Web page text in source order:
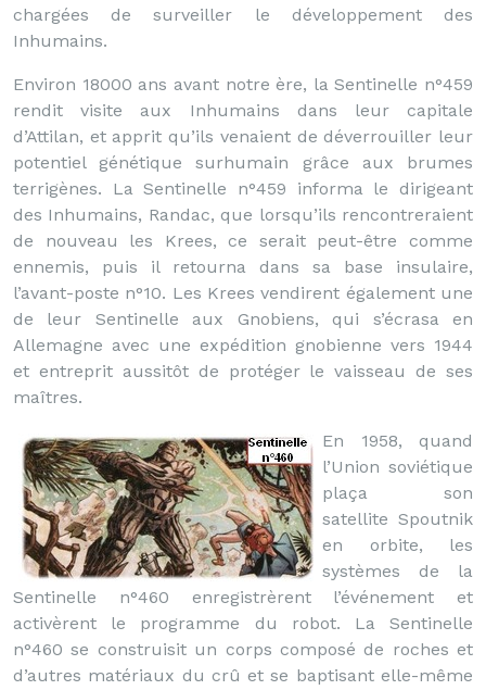
chargées de surveiller le développement des
Inhumains.
Environ 18000 ans avant notre ère, la Sentinelle n°459
rendit visite aux Inhumains dans leur capitale
d’Attilan, et apprit qu’ils venaient de déverrouiller leur
potentiel génétique surhumain grâce aux brumes
terrigènes. La Sentinelle n°459 informa le dirigeant
des Inhumains, Randac, que lorsqu’ils rencontreraient
de nouveau les Krees, ce serait peut-être comme
ennemis, puis il retourna dans sa base insulaire,
l’avant-poste n°10. Les Krees vendirent également une
de leur Sentinelle aux Gnobiens, qui s’écrasa en
Allemagne avec une expédition gnobienne vers 1944
et entreprit aussitôt de protéger le vaisseau de ses
maîtres.
En 1958, quand
l’Union soviétique
plaça son
satellite Spoutnik
en orbite, les
systèmes de la
Sentinelle n°460 enregistrèrent l’événement et
activèrent le programme du robot. La Sentinelle
n°460 se construisit un corps composé de roches et
d’autres matériaux du crû et se baptisant elle-même